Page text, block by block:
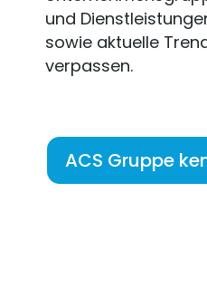
und
sowie aktuelle
verpassen.
ACS Gruppe